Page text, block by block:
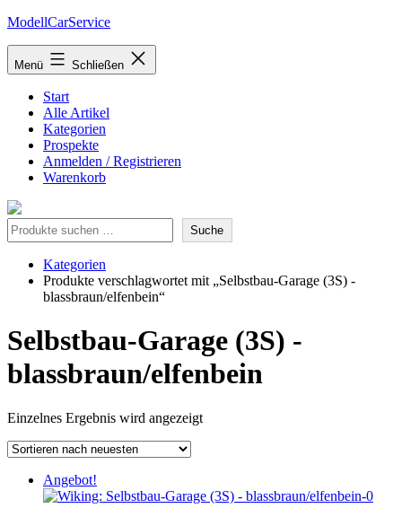
Zum
springen
ModellCarService
Menü Schließen
Start
Alle Artikel
Kategorien
Prospekte
Anmelden / Registrieren
Warenkorb
Suche Suche
Kategorien
Produkte verschlagwortet mit „Selbstbau-Garage (3S) -
blassbraun/elfenbein“
Selbstbau-Garage (3S) -
blassbraun/elfenbein
Einzelnes Ergebnis wird angezeigt
Angebot!